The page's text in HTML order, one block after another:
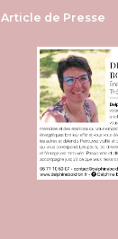
Article de Presse